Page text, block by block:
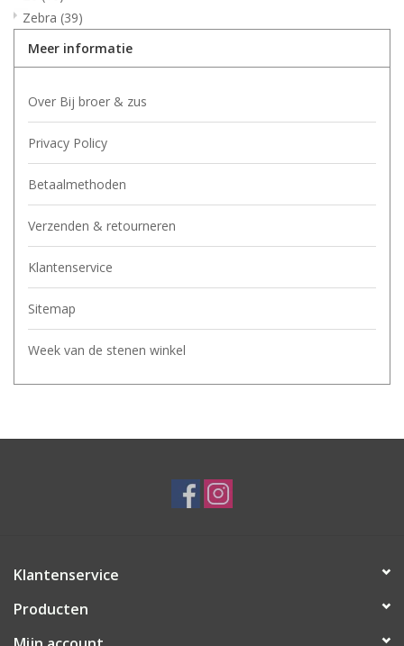
Zebra (39)
Meer informatie
Over Bij broer & zus
Privacy Policy
Betaalmethoden
Verzenden & retourneren
Klantenservice
Sitemap
Week van de stenen winkel
Klantenservice
Producten